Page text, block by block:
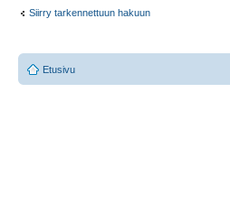
Siirry tarkennettuun hakuun
Etusivu